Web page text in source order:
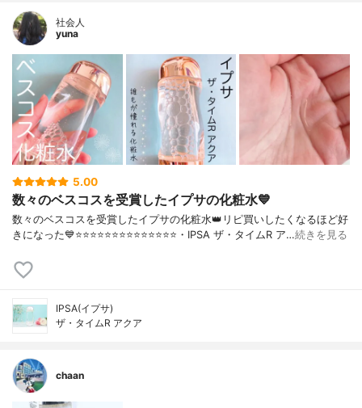
社会人
yuna
5.00
数々のベスコスを受賞したイプサの化粧水💙
数々のベスコスを受賞したイプサの化粧水👑リピ買いしたくなるほど好
きになった💙⭐️⭐️⭐️⭐️⭐️⭐️⭐️⭐️⭐️⭐️⭐️⭐️⭐️⭐️・IPSA ザ・タイムR ア…続きを見る
IPSA(イプサ)
ザ・タイムR アクア
chaan